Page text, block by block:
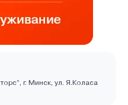
г. Минск, ул. Я.Коласа